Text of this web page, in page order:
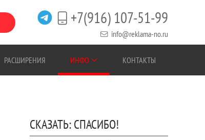
+7(916) 107-51-99
info@reklama-no.ru
РАСШИРЕНИЯ ИНФО КОНТАКТЫ
СКАЗАТЬ: СПАСИБО!